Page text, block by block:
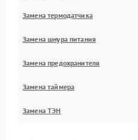
Замена термодатчика
Замена шнура питания
Замена предохранителя
Замена таймера
Замена ТЭН